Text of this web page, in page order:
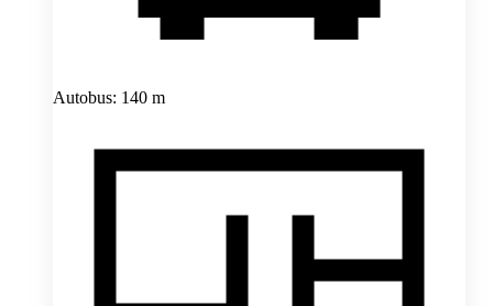
Autobus: 140 m